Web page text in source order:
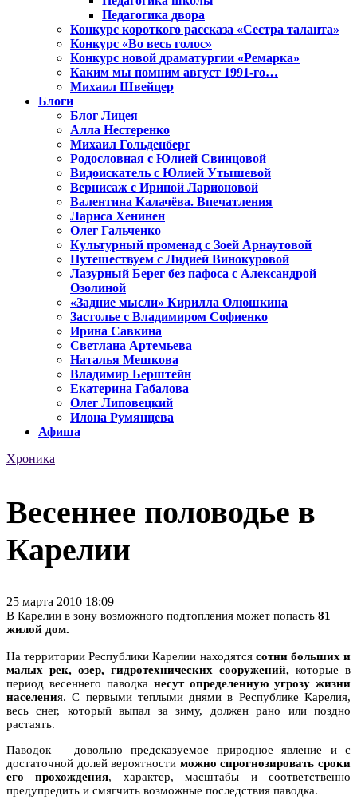
Педагогика двора
Конкурс короткого рассказа «Сестра таланта»
Конкурс «Во весь голос»
Конкурс новой драматургии «Ремарка»
Каким мы помним август 1991-го…
Михаил Швейцер
Блоги
Блог Лицея
Алла Нестеренко
Михаил Гольденберг
Родословная с Юлией Свинцовой
Видоискатель с Юлией Утышевой
Вернисаж с Ириной Ларионовой
Валентина Калачёва. Впечатления
Лариса Хенинен
Олег Гальченко
Культурный променад с Зоей Арнаутовой
Путешествуем с Лидией Винокуровой
Лазурный Берег без пафоса с Александрой
Озолиной
«Задние мысли» Кирилла Олюшкина
Застолье с Владимиром Софиенко
Ирина Савкина
Светлана Артемьева
Наталья Мешкова
Владимир Берштейн
Екатерина Габалова
Олег Липовецкий
Илона Румянцева
Афиша
Хроника
Весеннее половодье в
Карелии
25 марта 2010 18:09
В Карелии в зону возможного подтопления может попасть 81
жилой дом.
На территории Республики Карелии находятся сотни больших и
малых рек, озер, гидротехнических сооружений, которые в
период весеннего паводка несут определенную угрозу жизни
населения. С первыми теплыми днями в Республике Карелия,
весь снег, который выпал за зиму, должен рано или поздно
растаять.
Паводок – довольно предсказуемое природное явление и с
достаточной долей вероятности можно cпрогнозировать сроки
его прохождения, характер, масштабы и соответственно
предупредить и смягчить возможные последствия паводка.